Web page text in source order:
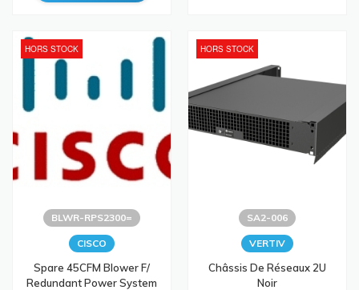
HORS STOCK
BLWR-RPS2300=
CISCO
Spare 45CFM Blower F/
Redundant Power System
HORS STOCK
SA2-006
VERTIV
Châssis De Réseaux 2U
Noir